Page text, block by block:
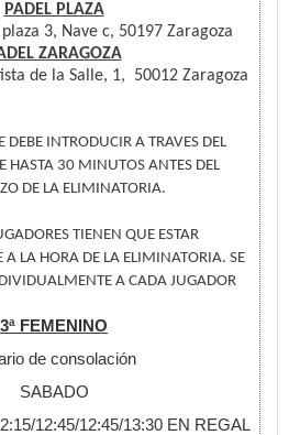
PADEL PLAZA
3, Nave c, 50197 Zaragoza
ZARAGOZA
de la Salle, 1, 50012 Zaragoza
DEBE INTRODUCIR A TRAVES DEL
HASTA 30 MINUTOS ANTES DEL
DE LA ELIMINATORIA.
TIENEN QUE ESTAR
A LA HORA DE LA ELIMINATORIA. SE
A CADA JUGADOR
3ª FEMENINO
de consolación
SABADO
12:45/12:45/13:30 EN REGAL